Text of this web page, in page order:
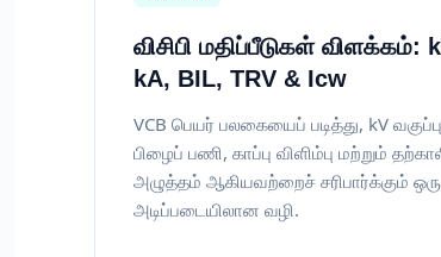
விசிபி மதிப்பீடுகள் விளக்கம்:
kA, BIL, TRV & Icw
VCB பெயர் பலகையைப் படித்து, kV
பிழைப் பணி, காப்பு விளிம்பு மற்றும்
அழுத்தம் ஆகியவற்றைச் சரிபார்க்கும்
அடிப்படையிலான வழி.